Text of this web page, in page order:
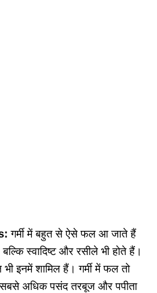
गर्मी में बहुत से ऐसे फल आ जाते हैं
स्वादिष्ट और रसीले भी होते हैं।
इनमें शामिल हैं। गर्मी में फल तो
अधिक पसंद तरबूज और पपीता